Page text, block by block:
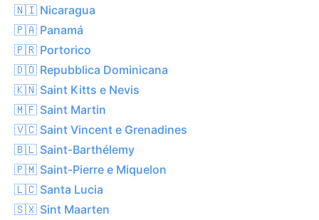
🇳🇮 Nicaragua
🇵🇦 Panamá
🇵🇷 Portorico
🇩🇴 Repubblica Dominicana
🇰🇳 Saint Kitts e Nevis
🇲🇫 Saint Martin
🇻🇨 Saint Vincent e Grenadines
🇧🇱 Saint-Barthélemy
🇵🇲 Saint-Pierre e Miquelon
🇱🇨 Santa Lucia
🇸🇽 Sint Maarten